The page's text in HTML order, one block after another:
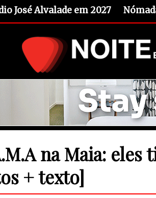
José Alvalade em 2027
na Maia: eles
+ texto]